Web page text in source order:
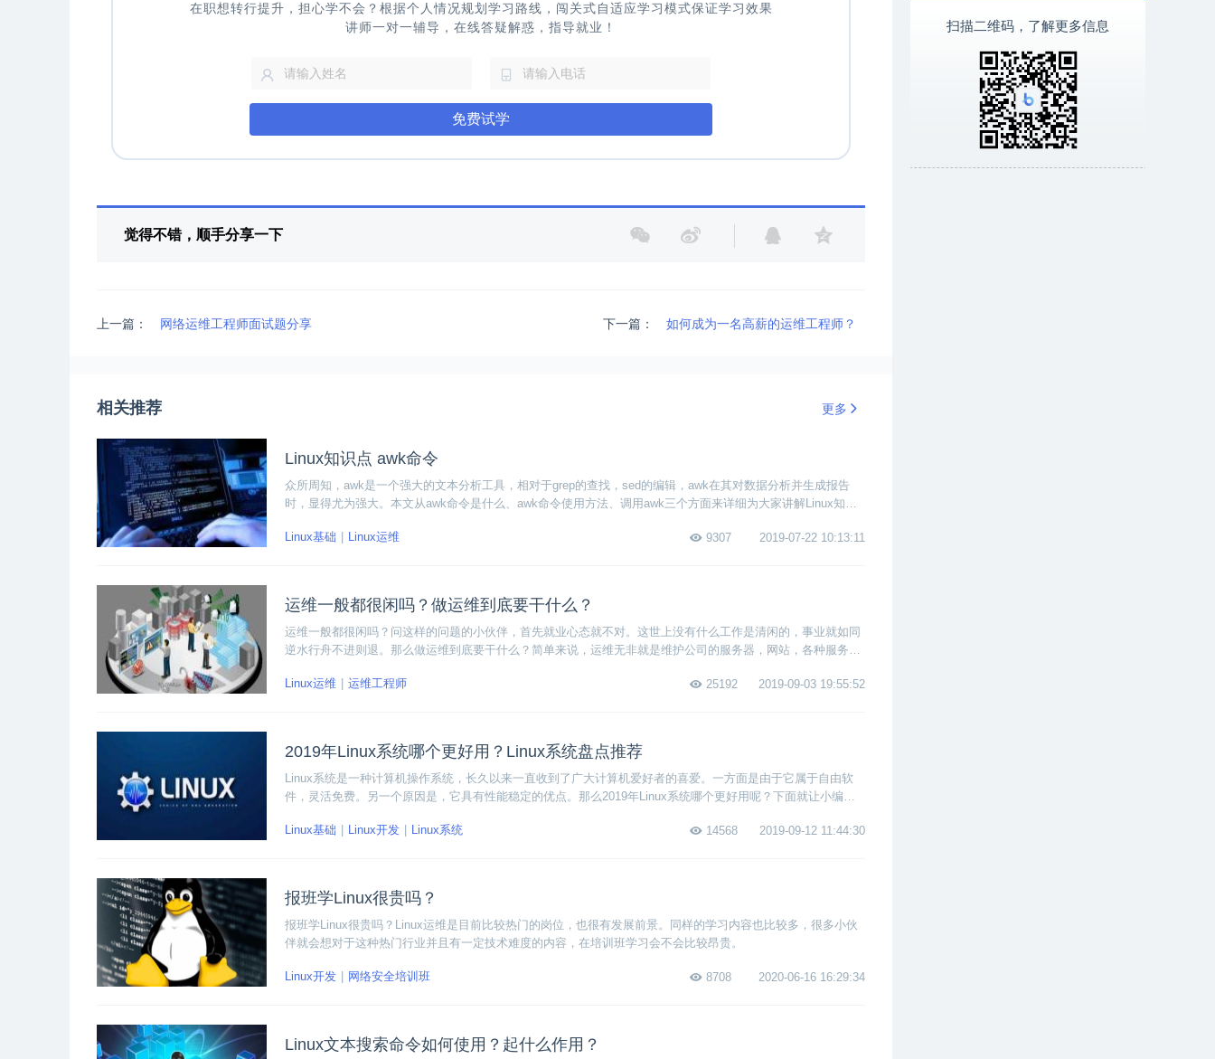
在职想转行提升，担心学不会？根据个人情况规划学习路线，闯关式自适应学习模式保证学习效果
讲师一对一辅导，在线答疑解惑，指导就业！
免费试学
觉得不错，顺手分享一下
上一篇： 网络运维工程师面试题分享 下一篇： 如何成为一名高薪的运维工程师？
相关推荐 更多
Linux知识点 awk命令
众所周知，awk是一个强大的文本分析工具，相对于grep的查找，sed的编辑，awk在其对数据分析并生成报告
时，显得尤为强大。本文从awk命令是什么、awk命令使用方法、调用awk三个方面来详细为大家讲解Linux知识
9307
2019-07-22 10:13:11
Linux基础 Linux运维
运维一般都很闲吗？做运维到底要干什么？
运维一般都很闲吗？问这样的问题的小伙伴，首先就业心态就不对。这世上没有什么工作是清闲的，事业就如同
逆水行舟不进则退。那么做运维到底要干什么？简单来说，运维无非就是维护公司的服务器，网站，各种服务搭
25192
2019-09-03 19:55:52
Linux运维 运维工程师
2019年Linux系统哪个更好用？Linux系统盘点推荐
Linux系统是一种计算机操作系统，长久以来一直收到了广大计算机爱好者的喜爱。一方面是由于它属于自由软
件，灵活免费。另一个原因是，它具有性能稳定的优点。那么2019年Linux系统哪个更好用呢？下面就让小编来
14568
2019-09-12 11:44:30
Linux基础 Linux开发 Linux系统
报班学Linux很贵吗？
报班学Linux很贵吗？Linux运维是目前比较热门的岗位，也很有发展前景。同样的学习内容也比较多，很多小伙
伴就会想对于这种热门行业并且有一定技术难度的内容，在培训班学习会不会比较昂贵。
8708 2020-06-16 16:29:34
Linux开发 网络安全培训班
Linux文本搜索命令如何使用？起什么作用？
扫描二维码，了解更多信息